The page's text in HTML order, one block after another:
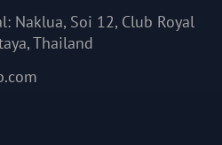
Naklua, Soi 12, Club Royal
Thailand